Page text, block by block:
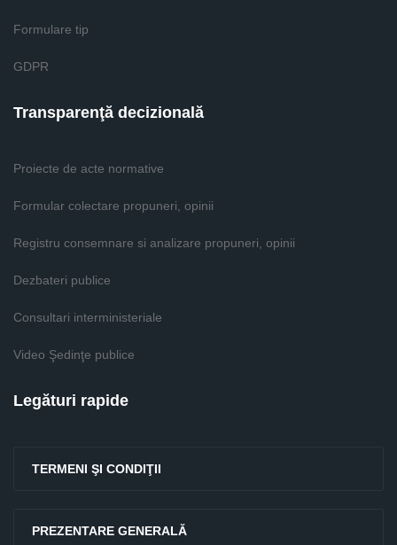
Formulare tip
GDPR
Transparenţă decizională
Proiecte de acte normative
Formular colectare propuneri, opinii
Registru consemnare si analizare propuneri, opinii
Dezbateri publice
Consultari interministeriale
Video Şedinţe publice
Legături rapide
TERMENI ŞI CONDIŢII
PREZENTARE GENERALĂ